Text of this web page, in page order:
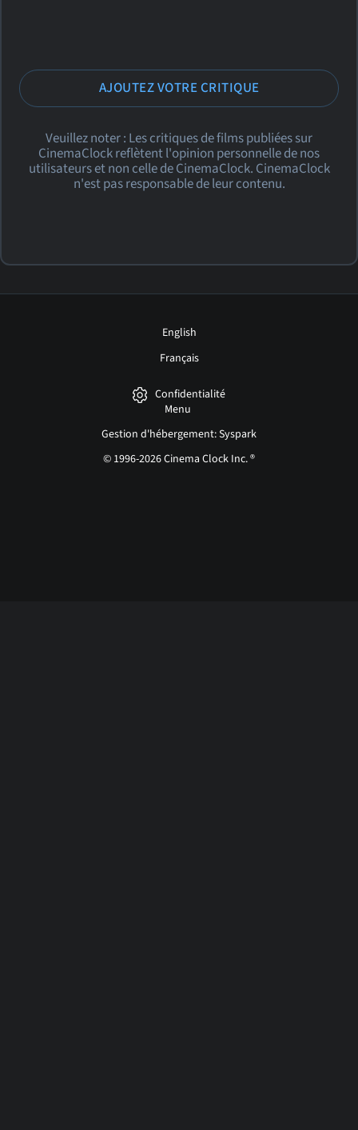
AJOUTEZ VOTRE CRITIQUE
Veuillez noter : Les critiques de films publiées sur
CinemaClock reflètent l'opinion personnelle de nos
utilisateurs et non celle de CinemaClock. CinemaClock
n'est pas responsable de leur contenu.
English
Français
Confidentialité
Menu
Gestion d'hébergement: Syspark
© 1996-2026 Cinema Clock Inc. ®